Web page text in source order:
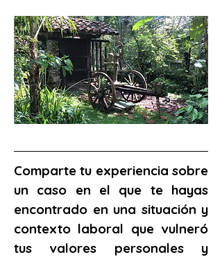
Comparte tu experiencia sobre
un caso en el que te hayas
encontrado en una situación y
contexto laboral que vulneró
tus valores personales y